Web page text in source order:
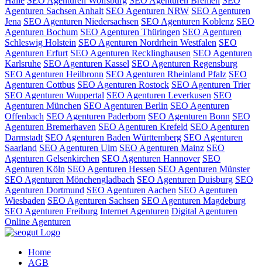
Agenturen Sachsen Anhalt SEO Agenturen NRW SEO Agenturen
Jena SEO Agenturen Niedersachsen SEO Agenturen Koblenz SEO
Agenturen Bochum SEO Agenturen Thüringen SEO Agenturen
Schleswig Holstein SEO Agenturen Nordrhein Westfalen SEO
Agenturen Erfurt SEO Agenturen Recklinghausen SEO Agenturen
Karlsruhe SEO Agenturen Kassel SEO Agenturen Regensburg
SEO Agenturen Heilbronn SEO Agenturen Rheinland Pfalz SEO
Agenturen Cottbus SEO Agenturen Rostock SEO Agenturen Trier
SEO Agenturen Wuppertal SEO Agenturen Leverkusen SEO
Agenturen München SEO Agenturen Berlin SEO Agenturen
Offenbach SEO Agenturen Paderborn SEO Agenturen Bonn SEO
Agenturen Bremerhaven SEO Agenturen Krefeld SEO Agenturen
Darmstadt SEO Agenturen Baden Württemberg SEO Agenturen
Saarland SEO Agenturen Ulm SEO Agenturen Mainz SEO
Agenturen Gelsenkirchen SEO Agenturen Hannover SEO
Agenturen Köln SEO Agenturen Hessen SEO Agenturen Münster
SEO Agenturen Mönchengladbach SEO Agenturen Duisburg SEO
Agenturen Dortmund SEO Agenturen Aachen SEO Agenturen
Wiesbaden SEO Agenturen Sachsen SEO Agenturen Magdeburg
SEO Agenturen Freiburg Internet Agenturen Digital Agenturen
Online Agenturen
Home
AGB